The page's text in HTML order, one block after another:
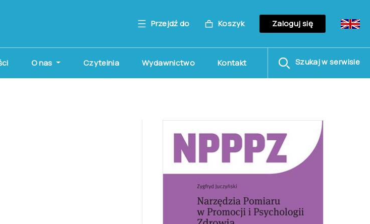
Przejdź do Koszyk Zaloguj się
O nas Czytelnia Wydawnictwo Kontakt Szukaj w serwisie